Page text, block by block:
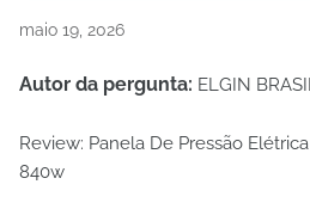
maio 19, 2026
Autor da pergunta: ELGIN
Review: Panela De Pressão
840w